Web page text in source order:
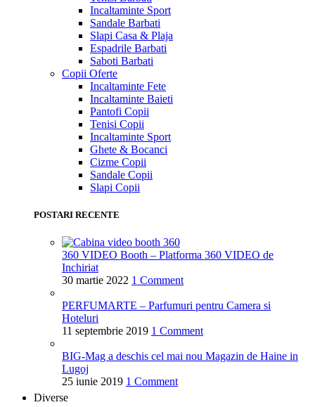
Incaltaminte Sport
Sandale Barbati
Slapi Casa & Plaja
Espadrile Barbati
Saboti Barbati
Copii Oferte
Incaltaminte Fete
Incaltaminte Baieti
Pantofi Copii
Tenisi Copii
Incaltaminte Sport
Ghete & Bocanci
Cizme Copii
Sandale Copii
Slapi Copii
POSTARI RECENTE
360 VIDEO Booth – Platforma 360 VIDEO de
Inchiriat
30 martie 2022 1 Comment
PERFUMARTE – Parfumuri pentru Camera si
Hoteluri
11 septembrie 2019 1 Comment
BIG-Mag a deschis cel mai nou Magazin de Haine in
Lugoj
25 iunie 2019 1 Comment
Diverse